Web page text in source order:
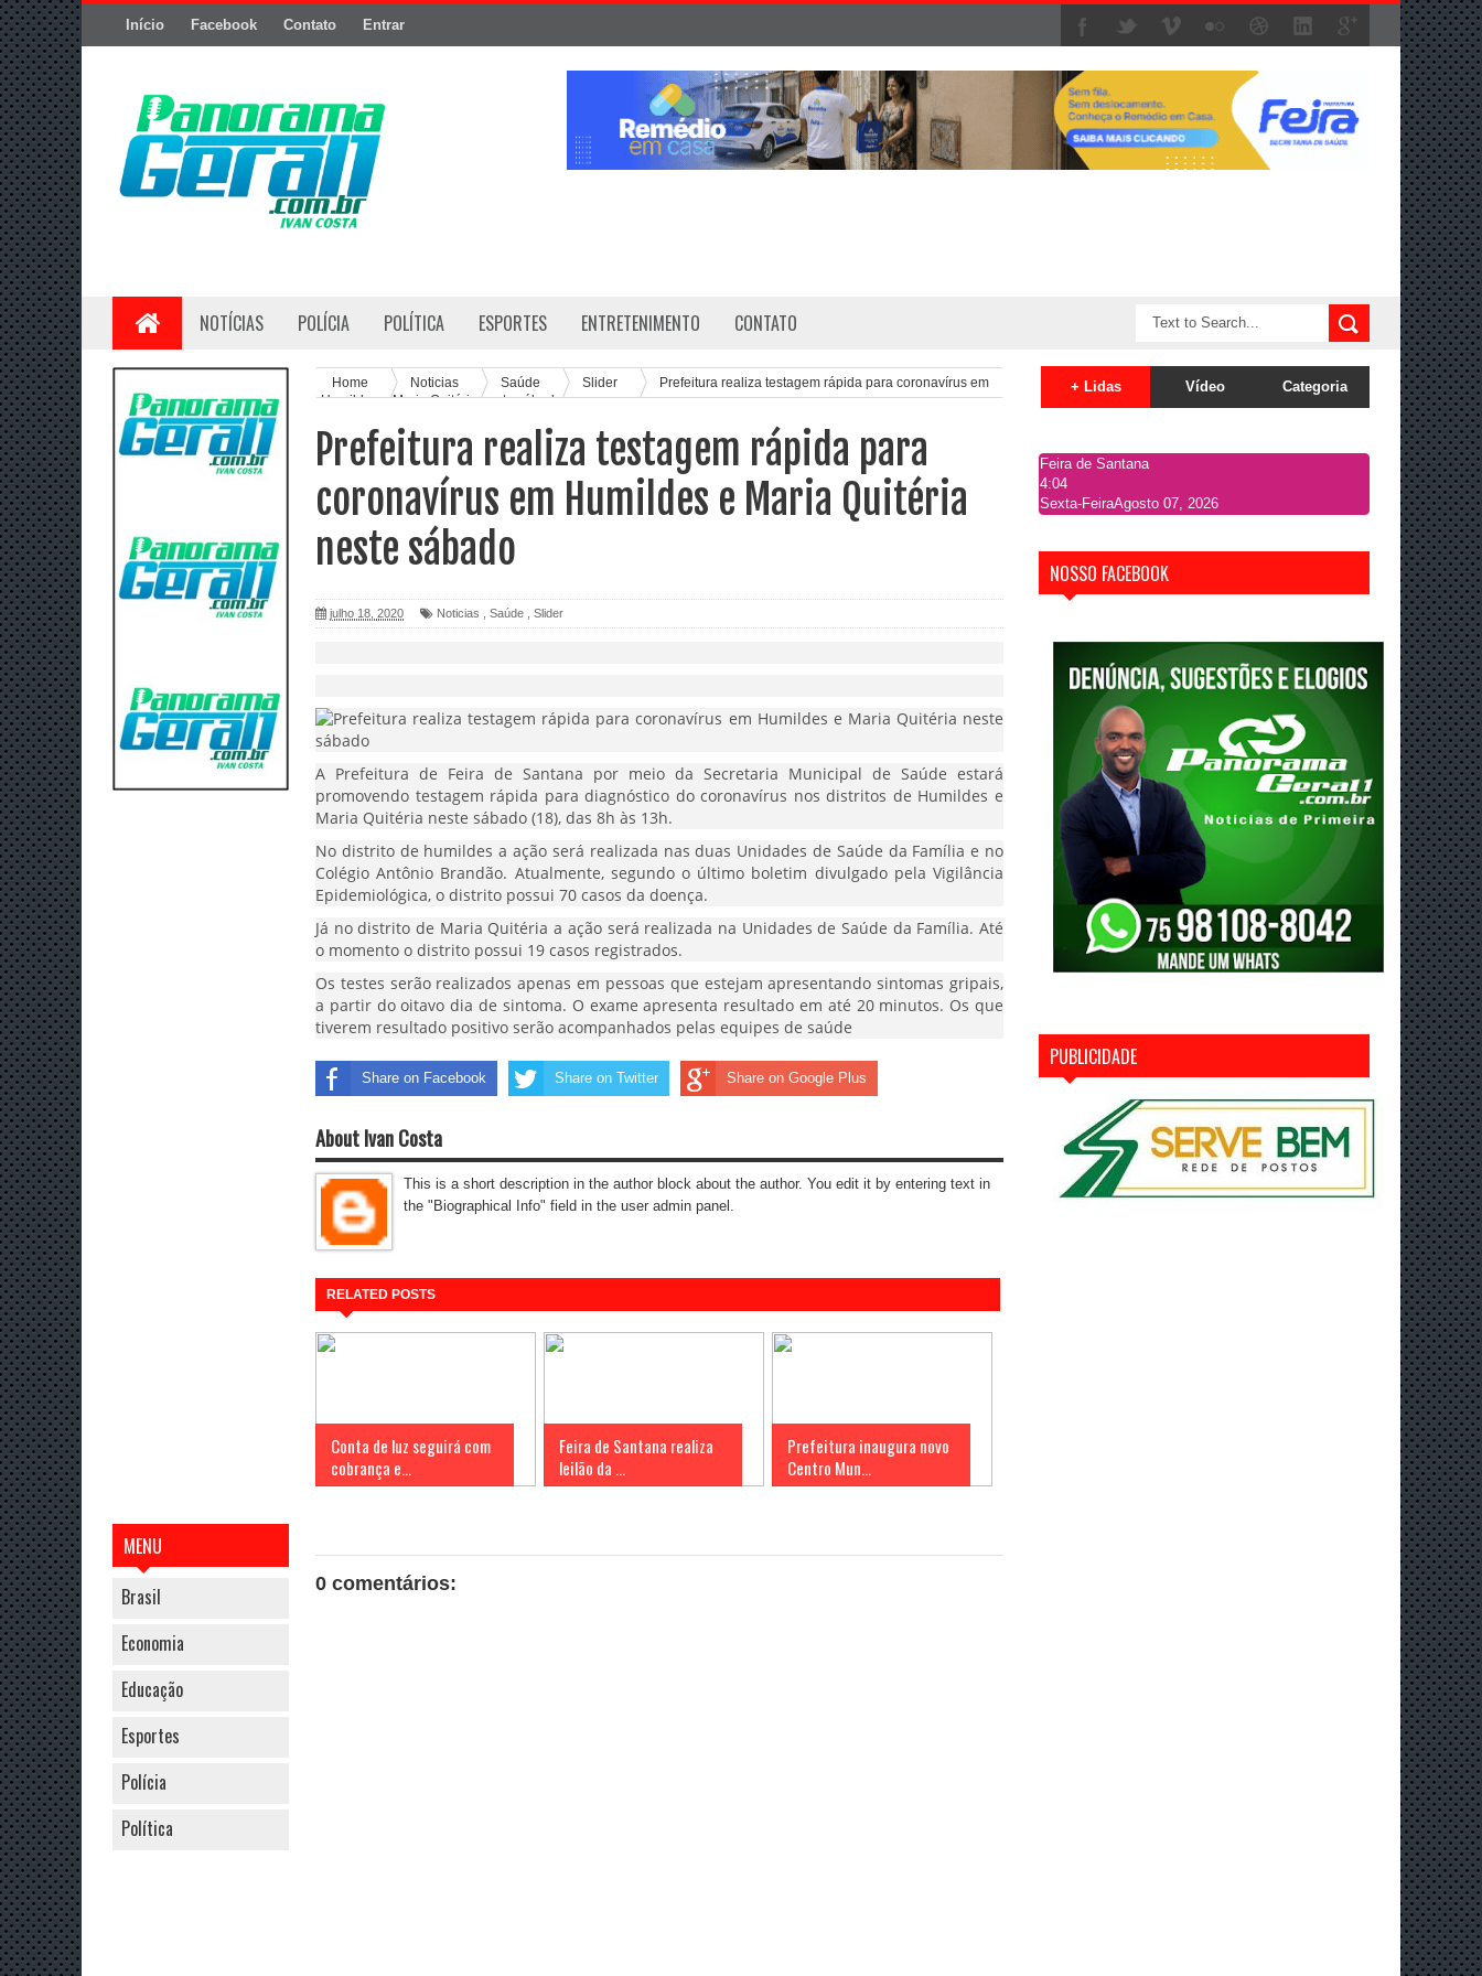
Início Facebook Contato Entrar
NOTÍCIAS POLÍCIA POLÍTICA ESPORTES ENTRETENIMENTO CONTATO
MENU
Brasil
Economia
Educação
Esportes
Polícia
Política
Home Noticias Saúde Slider
Prefeitura realiza testagem rápida para coronavírus em
Humildes e Maria Quitéria neste sábado
Prefeitura realiza testagem rápida para
coronavírus em Humildes e Maria Quitéria
neste sábado
julho 18, 2020 Noticias Saúde Slider
A Prefeitura de Feira de Santana por meio da Secretaria Municipal de Saúde estará
promovendo testagem rápida para diagnóstico do coronavírus nos distritos de Humildes e
Maria Quitéria neste sábado (18), das 8h às 13h.
No distrito de humildes a ação será realizada nas duas Unidades de Saúde da Família e no
Colégio Antônio Brandão. Atualmente, segundo o último boletim divulgado pela Vigilância
Epidemiológica, o distrito possui 70 casos da doença.
Já no distrito de Maria Quitéria a ação será realizada na Unidades de Saúde da Família. Até
o momento o distrito possui 19 casos registrados.
Os testes serão realizados apenas em pessoas que estejam apresentando sintomas gripais,
a partir do oitavo dia de sintoma. O exame apresenta resultado em até 20 minutos. Os que
tiverem resultado positivo serão acompanhados pelas equipes de saúde
Share on Facebook Share on Twitter Share on Google Plus
About Ivan Costa
This is a short description in the author block about the author. You edit it by entering text in
the "Biographical Info" field in the user admin panel.
RELATED POSTS
Conta de luz seguirá com
cobrança e...
Feira de Santana realiza
leilão da ...
Prefeitura inaugura novo
Centro Mun...
0 comentários:
+ Lidas Vídeo Categoria
Feira de Santana
4:04
Sexta-FeiraAgosto 07, 2026
NOSSO FACEBOOK
PUBLICIDADE